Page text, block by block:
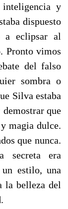
inteligencia y
dispuesto
a eclipsar al
Pronto vimos
del falso
sombra o
Silva estaba
que
magia dulce.
que nunca.
secreta era
estilo, una
la belleza del